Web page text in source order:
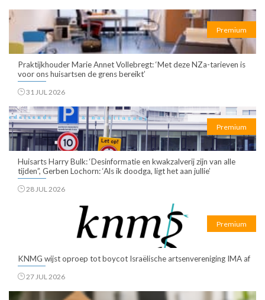
Premium
Praktijkhouder Marie Annet Vollebregt: ‘Met deze NZa-tarieven is
voor ons huisartsen de grens bereikt’
31 JUL 2026
Premium
Huisarts Harry Bulk: ‘Desinformatie en kwakzalverij zijn van alle
tijden”, Gerben Lochorn: ‘Als ik doodga, ligt het aan jullie’
28 JUL 2026
Premium
KNMG wijst oproep tot boycot Israëlische artsenvereniging IMA af
27 JUL 2026